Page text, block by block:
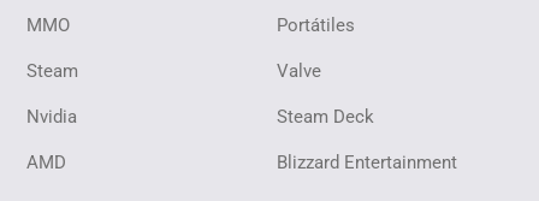
MMO Portátiles
Steam Valve
Nvidia Steam Deck
AMD Blizzard Entertainment